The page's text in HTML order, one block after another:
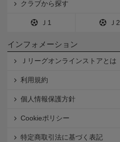
クラブから探す
Ｊ1 Ｊ2
インフォメーション
Ｊリーグオンラインストアとは
利用規約
個人情報保護方針
Cookieポリシー
特定商取引法に基づく表記